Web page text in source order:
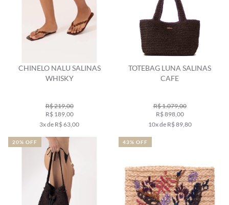
CHINELO NALU SALINAS
WHISKY
R$ 219,00
R$ 189,00
3x de R$ 63,00
TOTEBAG LUNA SALINAS
CAFE
R$ 1.079,00
R$ 898,00
10x de R$ 89,80
20% OFF 43% OFF